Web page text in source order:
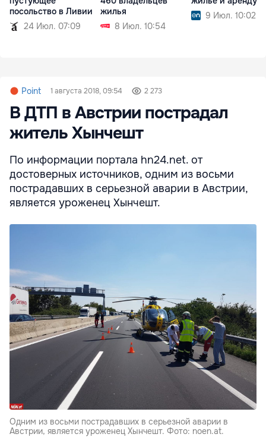
посольство в Ливии
24 Июл. 07:09
жилья
8 Июл. 10:54
9 Июл. 10:02
Point 1 августа 2018, 09:54 2 273
В ДТП в Австрии пострадал
житель Хынчешт
По информации портала hn24.net. от
достоверных источников, одним из восьми
пострадавших в серьезной аварии в Австрии,
является уроженец Хынчешт.
Одним из восьми пострадавших в серьезной аварии в
Австрии, является уроженец Хынчешт. Фото: noen.at.